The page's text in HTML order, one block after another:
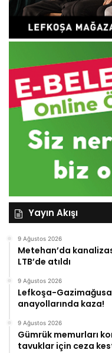
Yayın Akışı
9 Ağustos 2026
Metehan’da
LTB’de atıldı
9 Ağustos 2026
Lefkoşa-
anayollarında kaza!
9 Ağustos 2026
Gümrük memurları
tavuklar için ceza